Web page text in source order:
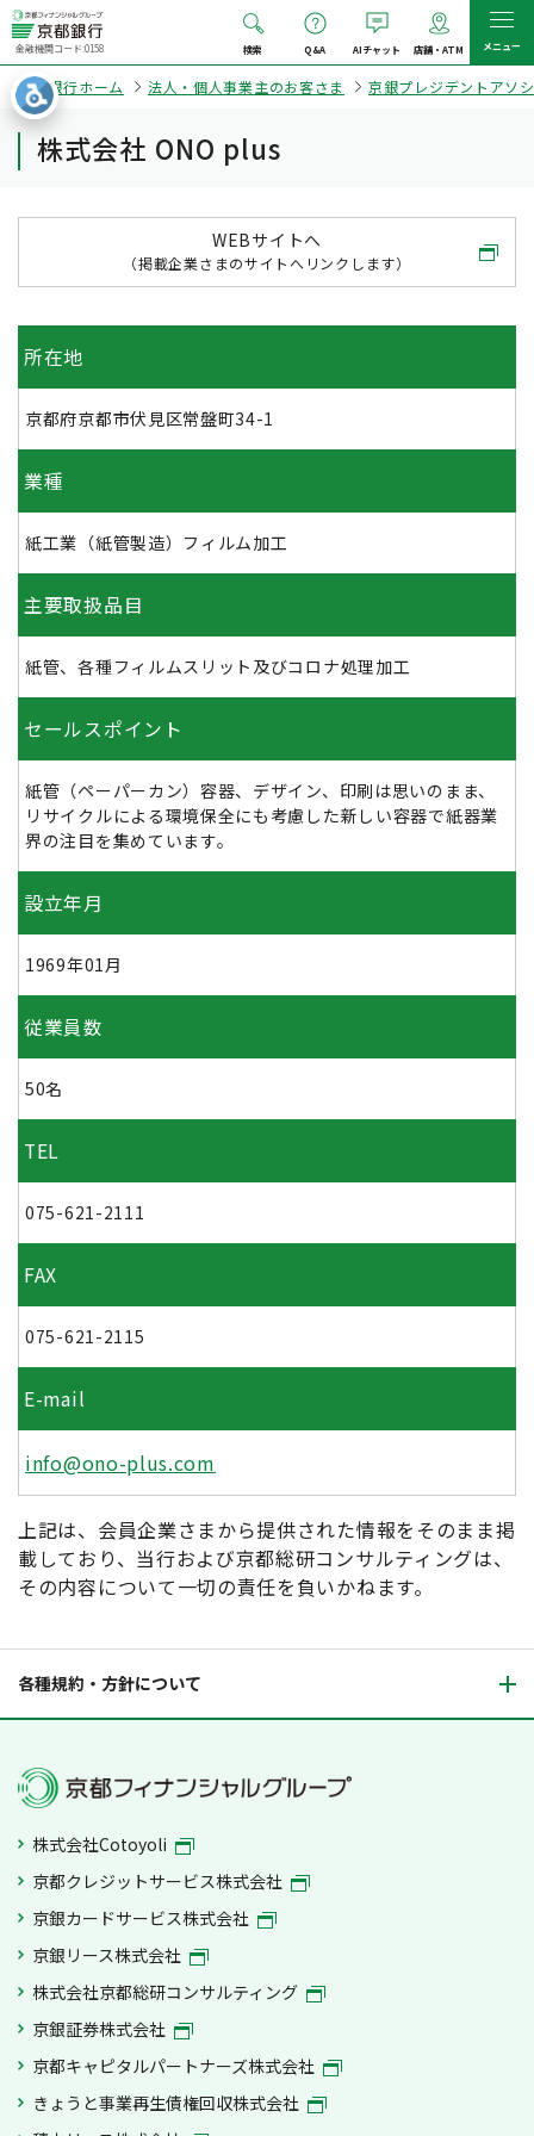
金融機関コード:0158 検索 Q&A AIチャット 店舗・ATM メニュー
京都銀行ホーム 法人・個人事業主のお客さま 京銀プレジデントアソ
株式会社 ONO plus
WEBサイトへ
（掲載企業さまのサイトへリンクします）
所在地
京都府京都市伏見区常盤町34-1
業種
紙工業（紙管製造）フィルム加工
主要取扱品目
紙管、各種フィルムスリット及びコロナ処理加工
セールスポイント
紙管（ペーパーカン）容器、デザイン、印刷は思いのまま、
リサイクルによる環境保全にも考慮した新しい容器で紙器業
界の注目を集めています。
設立年月
1969年01月
従業員数
50名
TEL
075-621-2111
FAX
075-621-2115
E-mail
info@ono-plus.com
上記は、会員企業さまから提供された情報をそのまま掲
載しており、当行および京都総研コンサルティングは、
その内容について一切の責任を負いかねます。
各種規約・方針について
株式会社Cotoyoli
京都クレジットサービス株式会社
京銀カードサービス株式会社
京銀リース株式会社
株式会社京都総研コンサルティング
京銀証券株式会社
京都キャピタルパートナーズ株式会社
きょうと事業再生債権回収株式会社